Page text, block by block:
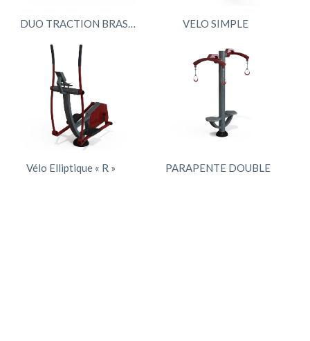
DUO TRACTION BRAS PEC-PRESS ASSIS « R » VELO SIMPLE
Vélo Elliptique « R » PARAPENTE DOUBLE